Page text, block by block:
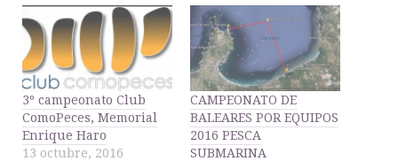
3º campeonato Club
ComoPeces, Memorial
Enrique Haro
13 octubre, 2016
CAMPEONATO DE
BALEARES POR EQUIPOS
2016 PESCA
SUBMARINA